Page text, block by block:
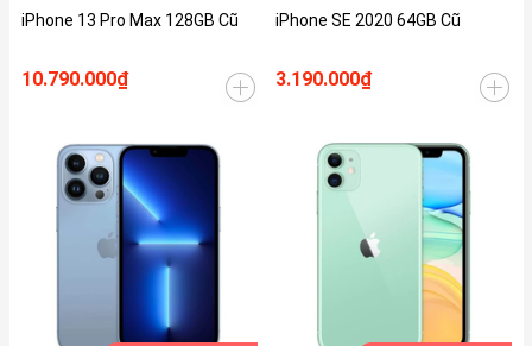
iPhone 13 Pro Max 128GB Cũ
10.790.000₫
iPhone SE 2020 64GB Cũ
3.190.000₫